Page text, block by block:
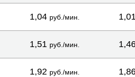
1,04 руб./мин.
1,51 руб./мин.
1,92 руб./мин.